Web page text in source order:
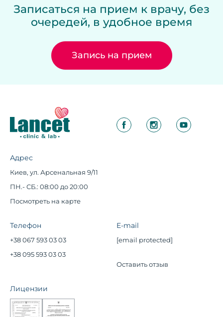
Записаться на прием к врачу, без
очередей, в удобное время
Запись на прием
Адрес
Киев, ул. Арсенальная 9/11
ПН.- СБ.: 08:00 до 20:00
Посмотреть на карте
Телефон
+38 067 593 03 03
+38 095 593 03 03
E-mail
[email protected]
Оставить отзыв
Лицензии